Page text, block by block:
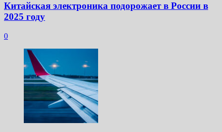
Китайская электроника подорожает в России в
2025 году
0